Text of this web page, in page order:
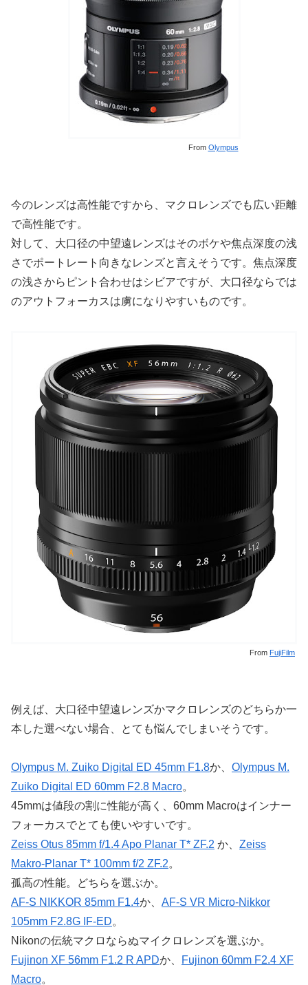
From Olympus
今のレンズは高性能ですから、マクロレンズでも広い距離
で高性能です。
対して、大口径の中望遠レンズはそのボケや焦点深度の浅
さでポートレート向きなレンズと言えそうです。焦点深度
の浅さからピント合わせはシビアですが、大口径ならでは
のアウトフォーカスは虜になりやすいものです。
From FujiFilm
例えば、大口径中望遠レンズかマクロレンズのどちらか一
本した選べない場合、とても悩んでしまいそうです。
Olympus M. Zuiko Digital ED 45mm F1.8か、 Olympus M.
Zuiko Digital ED 60mm F2.8 Macro。
45mmは値段の割に性能が高く、60mm Macroはインナー
フォーカスでとても使いやすいです。
Zeiss Otus 85mm f/1.4 Apo Planar T* ZF.2 か、 Zeiss
Makro-Planar T* 100mm f/2 ZF.2。
孤高の性能。どちらを選ぶか。
AF-S NIKKOR 85mm F1.4か、 AF-S VR Micro-Nikkor
105mm F2.8G IF-ED。
Nikonの伝統マクロならぬマイクロレンズを選ぶか。
Fujinon XF 56mm F1.2 R APDか、
Fujinon 60mm F2.4 XF
Macro。